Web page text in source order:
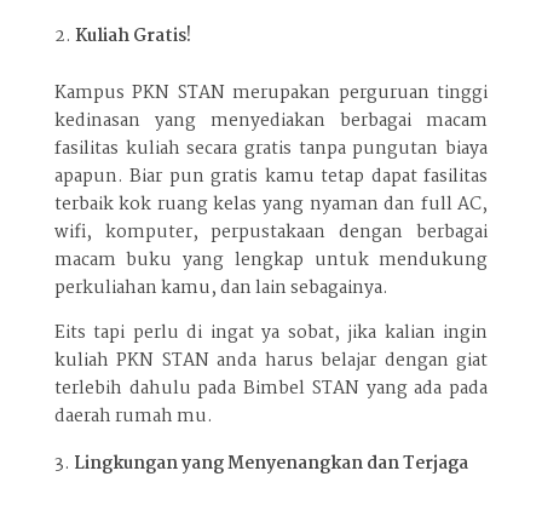
Kuliah Gratis!
Kampus PKN STAN merupakan perguruan tinggi
kedinasan yang menyediakan berbagai macam
fasilitas kuliah secara gratis tanpa pungutan biaya
apapun. Biar pun gratis kamu tetap dapat fasilitas
terbaik kok ruang kelas yang nyaman dan full AC,
wifi, komputer, perpustakaan dengan berbagai
macam buku yang lengkap untuk mendukung
perkuliahan kamu, dan lain sebagainya.
Eits tapi perlu di ingat ya sobat, jika kalian ingin
kuliah PKN STAN anda harus belajar dengan giat
terlebih dahulu pada Bimbel STAN yang ada pada
daerah rumah mu.
Lingkungan yang Menyenangkan dan Terjaga